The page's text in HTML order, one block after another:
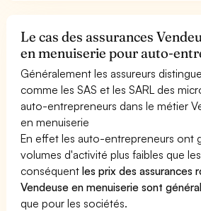
Le cas des assurances
en menuiserie pour auto-
Généralement les assureurs
comme les SAS et les SARL des
auto-entrepreneurs dans le métier
en menuiserie
En effet les auto-entrepreneurs ont
volumes d'activité plus faibles que
conséquentles prix des assurances
Vendeuse en menuiserie sont
que pour les sociétés.